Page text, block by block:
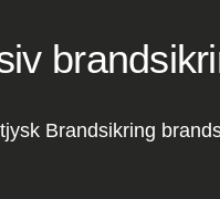
Brandsikring